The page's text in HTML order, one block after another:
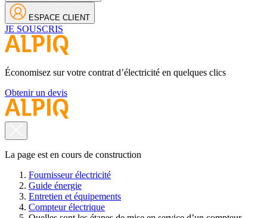
ESPACE CLIENT
JE SOUSCRIS
Économisez sur votre contrat d’électricité en quelques clics
Obtenir un devis
La page est en cours de construction
Fournisseur électricité
Guide énergie
Entretien et équipements
Compteur électrique